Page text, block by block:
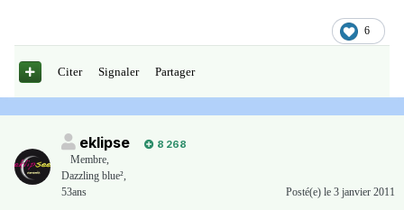
6
Citer Signaler Partager
eklipse
8 268
Membre,
Dazzling blue²,
53ans
Posté(e) le 3 janvier 2011